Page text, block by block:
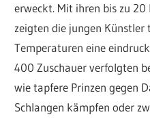
erweckt. Mit ihren bis zu 20
zeigten die jungen Künstler
Temperaturen eine
400 Zuschauer verfolgten
wie tapfere Prinzen gegen
Schlangen kämpfen oder